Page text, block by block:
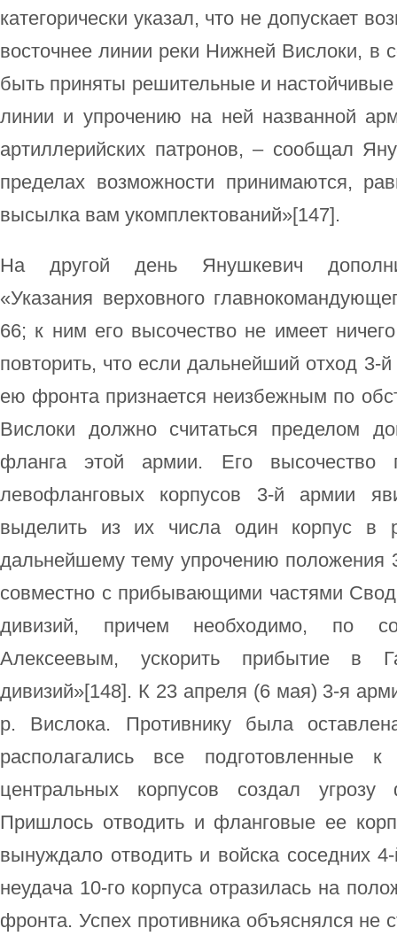
категорически указал, что не допускает
восточнее линии реки Нижней Вислоки, в
быть приняты решительные и
линии и упрочению на ней названной
артиллерийских патронов, – сообщал
пределах возможности принимаются,
высылка вам укомплектований»[147].
На другой день Янушкевич
«Указания верховного
66; к ним его высочество не имеет
повторить, что если дальнейший отход 3-
ею фронта признается неизбежным по
Вислоки должно считаться пределом
фланга этой армии. Его высочество
левофланговых корпусов 3-й армии
выделить из их числа один корпус в
дальнейшему тему упрочению положения
совместно с прибывающими частями
дивизий, причем необходимо, по
Алексеевым, ускорить прибытие в
дивизий»[148]. К 23 апреля (6 мая) 3-я
р. Вислока. Противнику была
располагались все подготовленные
центральных корпусов создал
Пришлось отводить и фланговые ее
вынуждало отводить и войска соседних
неудача 10-го корпуса отразилась на
фронта. Успех противника объяснялся не